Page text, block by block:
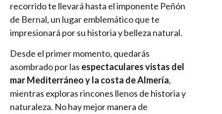
recorrido te llevará hasta el imponente Peñón
de Bernal, un lugar emblemático que te
impresionará por su historia y belleza natural.
Desde el primer momento, quedarás
asombrado por las espectaculares vistas del
mar Mediterráneo y la costa de Almería,
mientras exploras rincones llenos de historia y
naturaleza. No hay mejor manera de